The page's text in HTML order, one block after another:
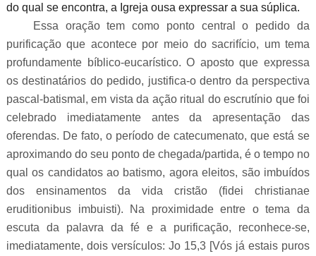
do qual se encontra, a Igreja ousa expressar a sua súplica.
Essa oração tem como ponto central o pedido da
purificação que acontece por meio do sacrifício, um tema
profundamente bíblico-eucarístico. O aposto que expressa
os destinatários do pedido, justifica-o dentro da perspectiva
pascal-batismal, em vista da ação ritual do escrutínio que foi
celebrado imediatamente antes da apresentação das
oferendas. De fato, o período de catecumenato, que está se
aproximando do seu ponto de chegada/partida, é o tempo no
qual os candidatos ao batismo, agora eleitos, são imbuídos
dos ensinamentos da vida cristão (fidei christianae
eruditionibus imbuisti). Na proximidade entre o tema da
escuta da palavra da fé e a purificação, reconhece-se,
imediatamente, dois versículos: Jo 15,3 [Vós já estais puros